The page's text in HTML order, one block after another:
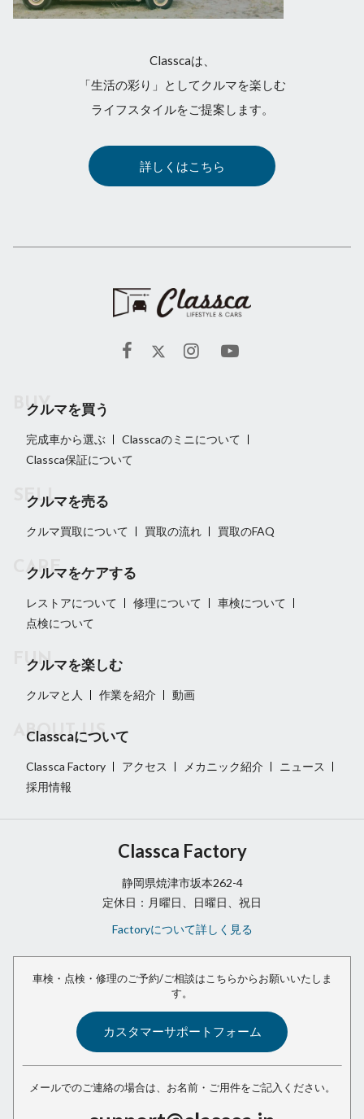
Classcaは、
「生活の彩り」としてクルマを楽しむ
ライフスタイルをご提案します。
詳しくはこちら
クルマを買う
完成車から選ぶ
Classcaのミニについて
Classca保証について
クルマを売る
クルマ買取について 買取の流れ 買取のFAQ
クルマをケアする
レストアについて 修理について
車検について
点検について
クルマを楽しむ
クルマと人 作業を紹介 動画
Classcaについて
Classca Factory アクセス メカニック紹介
ニュース
採用情報
Classca Factory
静岡県焼津市坂本262-4
定休日：月曜日、日曜日、祝日
Factoryについて詳しく見る
車検・点検・修理のご予約/ご相談は こちらからお願いいたしま
す。
カスタマーサポートフォーム
メールでのご連絡の場合は、 お名前・ご用件をご記入ください。